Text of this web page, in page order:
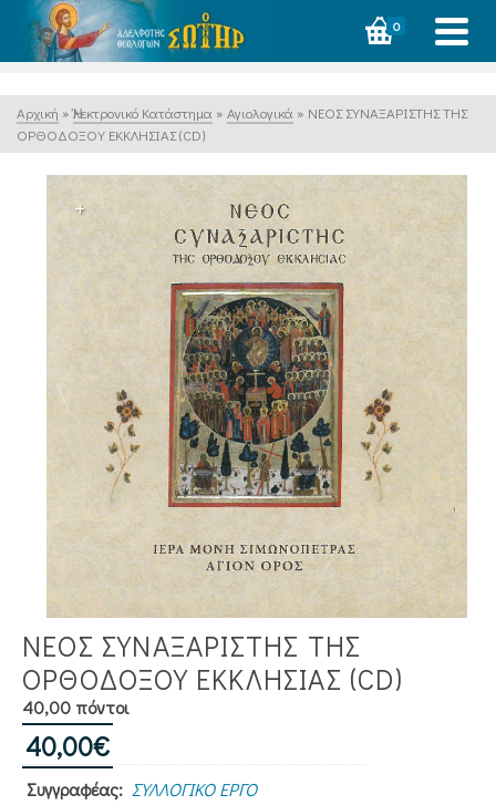
0
Αρχική » Ἠλεκτρονικό Κατάστημα » Αγιολογικά » ΝΕΟΣ ΣΥΝΑΞΑΡΙΣΤΗΣ ΤΗΣ
ΟΡΘΟΔΟΞΟΥ ΕΚΚΛΗΣΙΑΣ (CD)
ΝΕΟΣ ΣΥΝΑΞΑΡΙΣΤΗΣ ΤΗΣ
ΟΡΘΟΔΟΞΟΥ ΕΚΚΛΗΣΙΑΣ (CD)
40,00 πόντοι
40,00€
Συγγραφέας: ΣΥΛΛΟΓΙΚΟ ΕΡΓΟ